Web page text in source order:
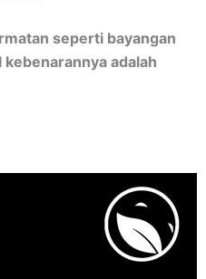
seperti bayangan
adalah